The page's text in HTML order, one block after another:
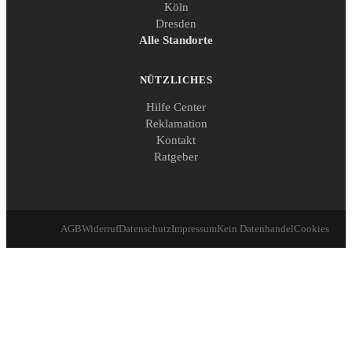
Köln
Dresden
Alle Standorte
NÜTZLICHES
Hilfe Center
Reklamation
Kontakt
Ratgeber
AGBWiderrufDatenschutzImpressumKein DatenhandelCookies